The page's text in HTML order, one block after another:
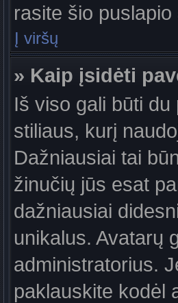
rasite šio puslapio
Į viršų
» Kaip įsidėti
Iš viso gali būti
stiliaus, kurį
Dažniausiai tai
žinučių jūs esat
dažniausiai
unikalus. Avatarų
administratorius.
paklauskite kodėl